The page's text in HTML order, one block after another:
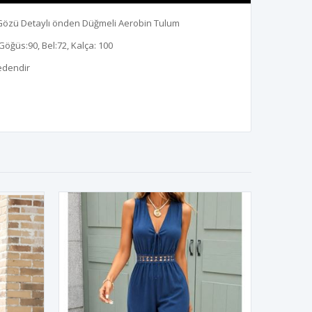
Detaylı önden Düğmeli Aerobin Tulum
Bel:72, Kalça: 100